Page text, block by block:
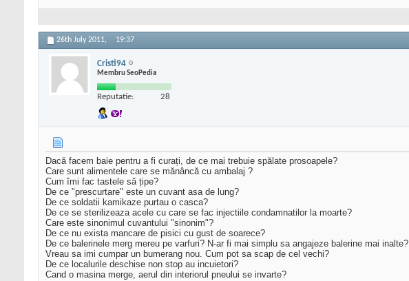
26th July 2011, 19:37
Cristi94
Membru SeoPedia
Reputatie: 28
Dacă facem baie pentru a fi curați, de ce mai trebuie spălate prosoapele?
Care sunt alimentele care se mănâncă cu ambalaj ?
Cum îmi fac tastele să țipe?
De ce "prescurtare" este un cuvant asa de lung?
De ce soldatii kamikaze purtau o casca?
De ce se sterilizeaza acele cu care se fac injectiile condamnatilor la moarte?
Care este sinonimul cuvantului "sinonim"?
De ce nu exista mancare de pisici cu gust de soarece?
De ce balerinele merg mereu pe varfuri? N-ar fi mai simplu sa angajeze balerine mai inalte?
Vreau sa imi cumpar un bumerang nou. Cum pot sa scap de cel vechi?
De ce localurile deschise non stop au incuietori?
Cand o masina merge, aerul din interiorul pneului se invarte?